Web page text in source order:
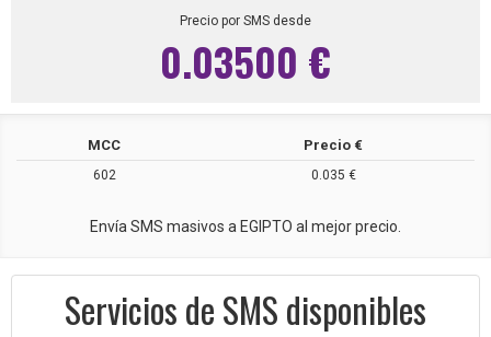
Precio por SMS desde
0.03500 €
MCC Precio €
602 0.035 €
Envía SMS masivos a EGIPTO al mejor precio.
Servicios de SMS disponibles